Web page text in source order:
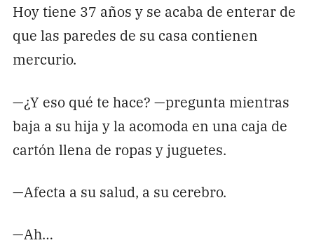
Hoy tiene 37 años y se acaba de enterar de
que las paredes de su casa contienen
mercurio.
—¿Y eso qué te hace? —pregunta mientras
baja a su hija y la acomoda en una caja de
cartón llena de ropas y juguetes.
—Afecta a su salud, a su cerebro.
—Ah…